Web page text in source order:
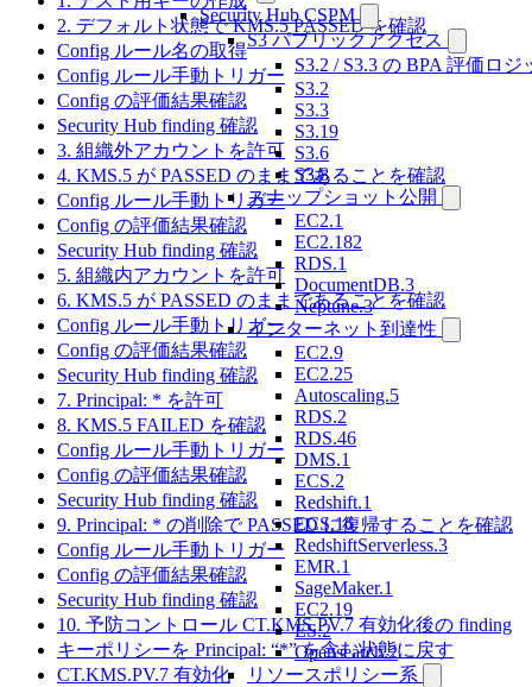
Security Hub CSPM
S3 パブリックアクセス
S3.2 / S3.3 の BPA 評価ロジ
S3.2
S3.3
S3.19
S3.6
S3.8
スナップショット公開
EC2.1
EC2.182
RDS.1
DocumentDB.3
Neptune.3
インターネット到達性
EC2.9
EC2.25
Autoscaling.5
RDS.2
RDS.46
DMS.1
ECS.2
Redshift.1
ECS.16
RedshiftServerless.3
EMR.1
SageMaker.1
EC2.19
ES.2
Opensearch.2
リソースポリシー系
2. デフォルト状態で KMS.5 PASSED を確認
Config ルール名の取得
Config ルール手動トリガー
Config の評価結果確認
Security Hub finding 確認
3. 組織外アカウントを許可
4. KMS.5 が PASSED のままであることを確認
Config ルール手動トリガー
Config の評価結果確認
Security Hub finding 確認
5. 組織内アカウントを許可
6. KMS.5 が PASSED のままであることを確認
Config ルール手動トリガー
Config の評価結果確認
Security Hub finding 確認
7. Principal: * を許可
8. KMS.5 FAILED を確認
Config ルール手動トリガー
Config の評価結果確認
Security Hub finding 確認
9. Principal: * の削除で PASSED に復帰することを確認
Config ルール手動トリガー
Config の評価結果確認
Security Hub finding 確認
10. 予防コントロール CT.KMS.PV.7 有効化後の finding
キーポリシーを Principal: “*” を含む状態に戻す
CT.KMS.PV.7 有効化